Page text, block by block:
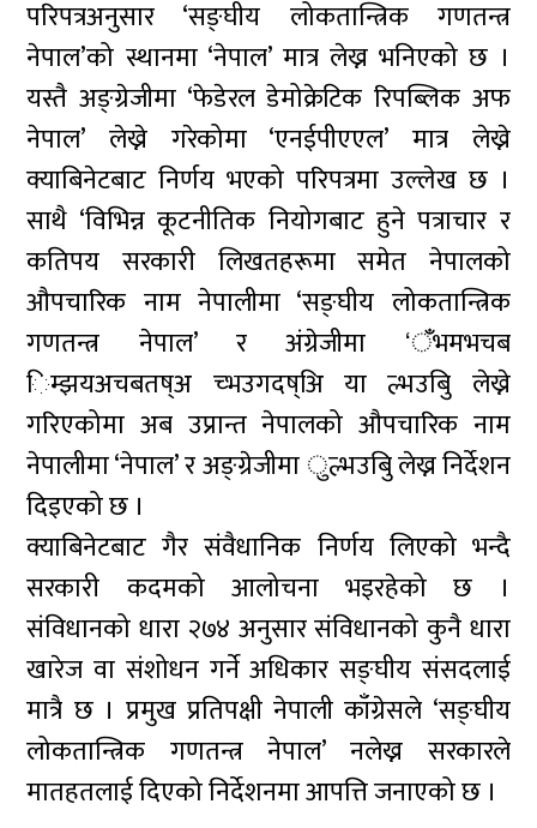
परिपत्रअनुसार ‘सङ्घीय लोकतान्त्रिक गणतन्त्र
नेपाल’को स्थानमा ‘नेपाल’ मात्र लेख्न भनिएको छ ।
यस्तै अङ्ग्रेजीमा ‘फेडेरल डेमोक्रेटिक रिपब्लिक अफ
नेपाल’ लेख्ने गरेकोमा ‘एनईपीएएल’ मात्र लेख्ने
क्याबिनेटबाट निर्णय भएको परिपत्रमा उल्लेख छ ।
साथै ‘विभिन्न कूटनीतिक नियोगबाट हुने पत्राचार र
कतिपय सरकारी लिखतहरूमा समेत नेपालको
औपचारिक नाम नेपालीमा ‘सङ्घीय लोकतान्त्रिक
गणतन्त्र नेपाल’ र अंग्रेजीमा ‘ँभमभचब
िम्झयअचबतष्अ च्भउगदष्अि या ल्भउबुि लेख्ने
गरिएकोमा अब उप्रान्त नेपालको औपचारिक नाम
नेपालीमा ‘नेपाल’ र अङ्ग्रेजीमा ुल्भउबुि लेख्न निर्देशन
दिइएको छ ।
क्याबिनेटबाट गैर संवैधानिक निर्णय लिएको भन्दै
सरकारी कदमको आलोचना भइरहेको छ ।
संविधानको धारा २७४ अनुसार संविधानको कुनै धारा
खारेज वा संशोधन गर्ने अधिकार सङ्घीय संसदलाई
मात्रै छ । प्रमुख प्रतिपक्षी नेपाली काँग्रेसले ‘सङ्घीय
लोकतान्त्रिक गणतन्त्र नेपाल’ नलेख्न सरकारले
मातहतलाई दिएको निर्देशनमा आपत्ति जनाएको छ ।